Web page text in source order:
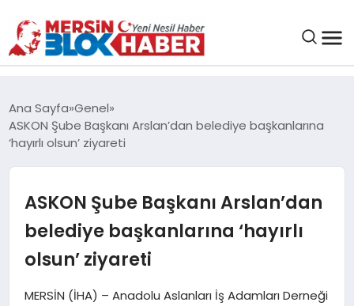
SAĞLIK
EĞITIM
Ana Sayfa Genel
ASKON Şube Başkanı Arslan’dan belediye başkanlarına
‘hayırlı olsun’ ziyareti
ASKON Şube Başkanı Arslan’dan
belediye başkanlarına ‘hayırlı
olsun’ ziyareti
MERSİN (İHA) – Anadolu Aslanları İş Adamları Derneği